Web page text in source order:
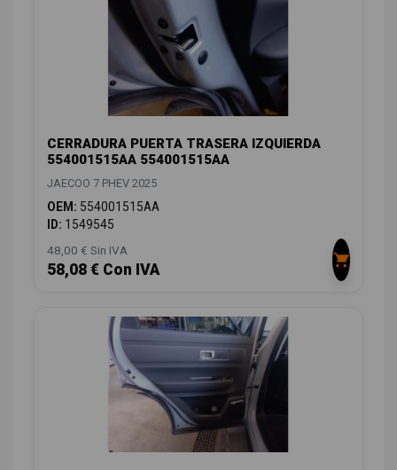
CERRADURA PUERTA TRASERA IZQUIERDA
554001515AA 554001515AA
JAECOO 7 PHEV 2025
OEM: 554001515AA
ID: 1549545
48,00 € Sin IVA
58,08 € Con IVA